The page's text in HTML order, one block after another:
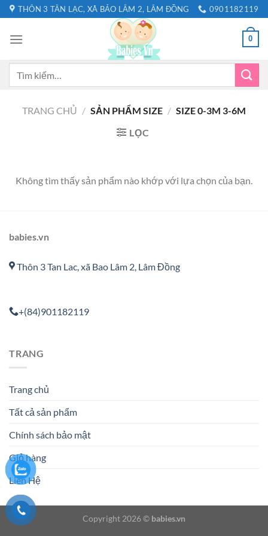
Bỏ
qua
nội
THÔN 3 TÂN LẠC, XÃ BẢO LÂM 2, LÂM ĐỒNG 0901182119
0
TRANG CHỦ / SẢN PHẨM SIZE / SIZE 0-3M 3-6M
LỌC
Không tìm thấy sản phẩm nào khớp với lựa chọn của bạn.
babies.vn
Thôn 3 Tan Lac, xã Bao Lâm 2, Lâm Đồng
+(84)901182119
TRANG
Trang chủ
Tất cả sản phẩm
Chính sách bảo mật
Giỏ hàng
Liên Hệ
Copyright 2026 © babies.vn